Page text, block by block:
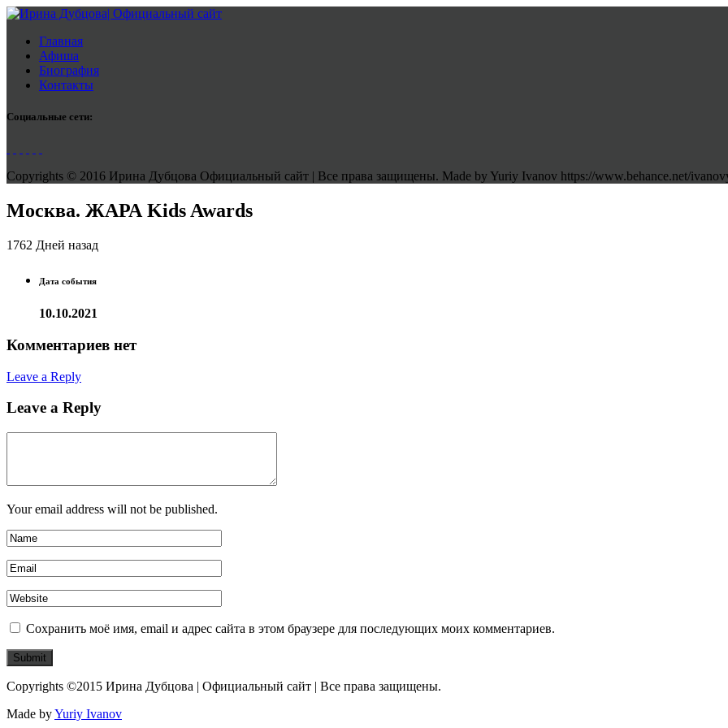
Главная
Афиша
Биография
Контакты
Социальные сети:
Copyrights © 2016 Ирина Дубцова Официальный сайт | Все права защищены. Made by Yuriy Ivanov https://www.behance.net/
Москва. ЖАРА Kids Awards
1762 Дней назад
Дата события
10.10.2021
Комментариев нет
Leave a Reply
Leave a Reply
Your email address will not be published.
Сохранить моё имя, email и адрес сайта в этом браузере для последующих моих комментариев.
Copyrights ©2015 Ирина Дубцова | Официальный сайт | Все права защищены.
Made byYuriy Ivanov